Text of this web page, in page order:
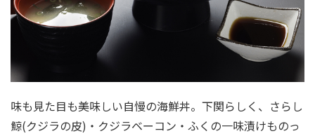
味も見た目も美味しい自慢の海鮮丼。下関らしく、さらし
鯨(クジラの皮)・クジラベーコン・ふくの一味漬けものっ